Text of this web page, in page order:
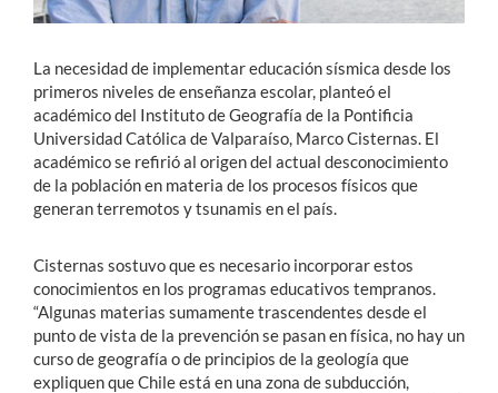
La necesidad de implementar educación sísmica desde los
primeros niveles de enseñanza escolar, planteó el
académico del Instituto de Geografía de la Pontificia
Universidad Católica de Valparaíso, Marco Cisternas. El
académico se refirió al origen del actual desconocimiento
de la población en materia de los procesos físicos que
generan terremotos y tsunamis en el país.
Cisternas sostuvo que es necesario incorporar estos
conocimientos en los programas educativos tempranos.
“Algunas materias sumamente trascendentes desde el
punto de vista de la prevención se pasan en física, no hay un
curso de geografía o de principios de la geología que
expliquen que Chile está en una zona de subducción,